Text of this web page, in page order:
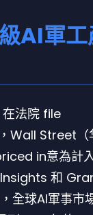
AI軍
法院 file
Wall Street（
in意為計
和
全球AI軍事市